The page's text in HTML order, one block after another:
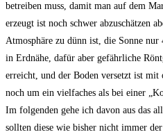
betreiben muss, damit man auf dem
erzeugt ist noch schwer abzuschätzen
Atmosphäre zu dünn ist, die Sonne
in Erdnähe, dafür aber gefährliche
erreicht, und der Boden versetzt ist
noch um ein vielfaches als bei einer
Im folgenden gehe ich davon aus das
sollten diese wie bisher nicht immer